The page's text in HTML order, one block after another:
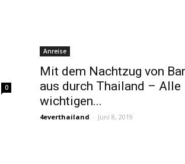
0
Anreise
Mit dem Nachtzug von
aus durch Thailand – Alle
wichtigen...
4everthailand - Juni 8, 2019